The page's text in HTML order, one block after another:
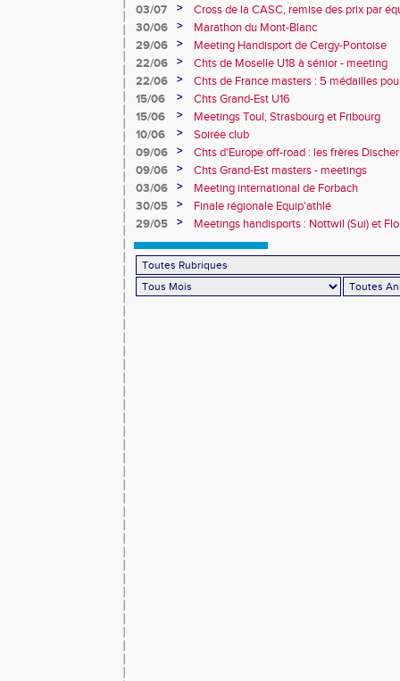
03/07
>
Cross de la CASC, remise des prix par
collèges
30/06 >
Marathon du Mont-Blanc
29/06
>
Meeting Handisport de Cergy-Pontoise
22/06
>
Chts de Moselle U18 à sénior - meeting
22/06
>
Chts de France masters : 5 médailles
15/06
>
Chts Grand-Est U16
15/06
>
Meetings Toul, Strasbourg et Fribourg
10/06
>
Soirée club
09/06
>
Chts d'Europe off-road : les frères
09/06
>
Chts Grand-Est masters - meetings
03/06
>
Meeting international de Forbach
30/05
>
Finale régionale Equip'athlé
29/05
> Meetings handisports : Nottwil (Sui) et